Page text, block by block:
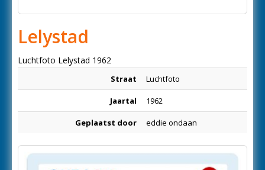
Lelystad
Luchtfoto Lelystad 1962
Straat Luchtfoto
Jaartal 1962
Geplaatst door eddie ondaan